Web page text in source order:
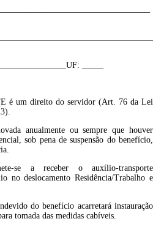
_____
é um direito do servidor (Art. 76 da Lei
anualmente ou sempre que houver
sob pena de suspensão do benefício,
se a receber o auxílio-transporte
no deslocamento Residência/Trabalho e
do benefício acarretará instauração
tomada das medidas cabíveis.